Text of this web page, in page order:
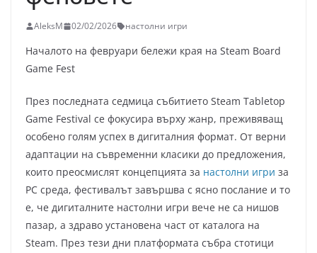
AleksM 02/02/2026 настолни игри
Началото на февруари бележи края на Steam Board
Game Fest
През последната седмица събитието Steam Tabletop
Game Festival се фокусира върху жанр, преживяващ
особено голям успех в дигиталния формат. От верни
адаптации на съвременни класики до предложения,
които преосмислят концепцията за настолни игри за
PC среда, фестивалът завършва с ясно послание и то
е, че дигиталните настолни игри вече не са нишов
пазар, а здраво установена част от каталога на
Steam. През тези дни платформата събра стотици